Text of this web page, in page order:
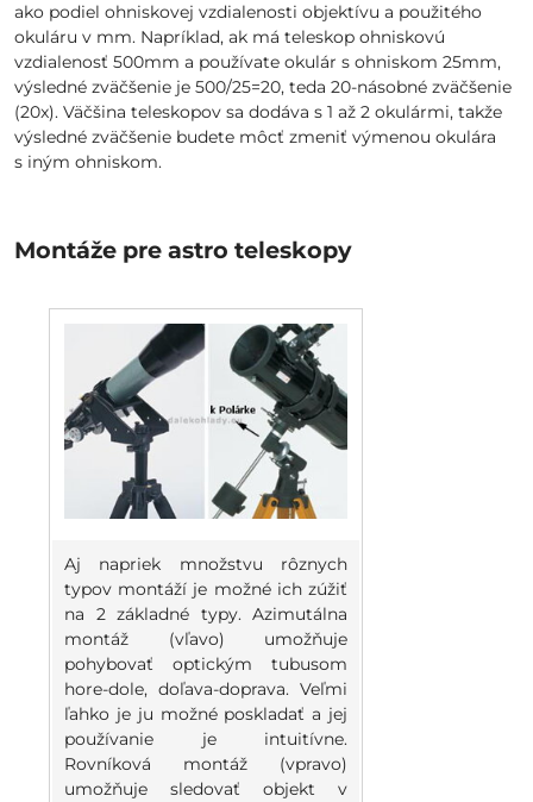
ako podiel ohniskovej vzdialenosti objektívu a použitého
okuláru v mm. Napríklad, ak má teleskop ohniskovú
vzdialenosť 500mm a používate okulár s ohniskom 25mm,
výsledné zväčšenie je 500/25=20, teda 20-násobné zväčšenie
(20x). Väčšina teleskopov sa dodáva s 1 až 2 okulármi, takže
výsledné zväčšenie budete môcť zmeniť výmenou okulára
s iným ohniskom.
Montáže pre astro teleskopy
Aj napriek množstvu rôznych
typov montáží je možné ich zúžiť
na 2 základné typy. Azimutálna
montáž (vľavo) umožňuje
pohybovať optickým tubusom
hore-dole, doľava-doprava. Veľmi
ľahko je ju možné poskladať a jej
používanie je intuitívne.
Rovníková montáž (vpravo)
umožňuje sledovať objekt v